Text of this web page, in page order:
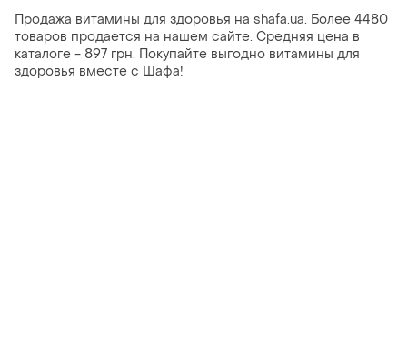
Продажа витамины для здоровья на shafa.ua. Более 4480
товаров продается на нашем сайте. Средняя цена в
каталоге - 897 грн. Покупайте выгодно витамины для
здоровья вместе с Шафа!